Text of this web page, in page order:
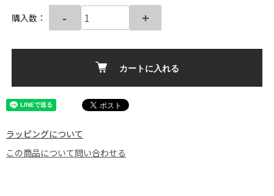
購入数： - +
カートに入れる
ラッピングについて
この商品について問い合わせる